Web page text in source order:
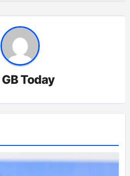
GB Today